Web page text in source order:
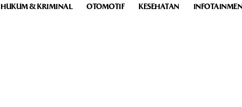
HUKUM & KRIMINAL OTOMOTIF KESEHATAN